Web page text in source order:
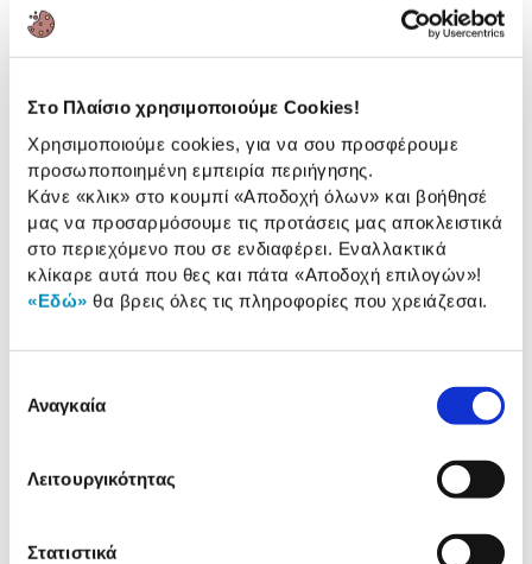
Στο Πλαίσιο χρησιμοποιούμε Cookies!
Χρησιμοποιούμε cookies, για να σου προσφέρουμε
προσωποποιημένη εμπειρία περιήγησης.
Κάνε «κλικ» στο κουμπί «Αποδοχή όλων» και βοήθησέ
μας να προσαρμόσουμε τις προτάσεις μας αποκλειστικά
στο περιεχόμενο που σε ενδιαφέρει. Εναλλακτικά
κλίκαρε αυτά που θες και πάτα «Αποδοχή επιλογών»!
«Εδώ» θα βρεις όλες τις πληροφορίες που χρειάζεσαι.
συγκατάθεσης
Αναγκαία
Λειτουργικότητας
Στατιστικά
αυτά τα αρωματικά sticks bamboo από τη Luxury
Candles!
Αναλυτική
παρουσίαση
Αναλυτική παρουσίαση
Αξιολογήσεις
Αξιολογήσεις